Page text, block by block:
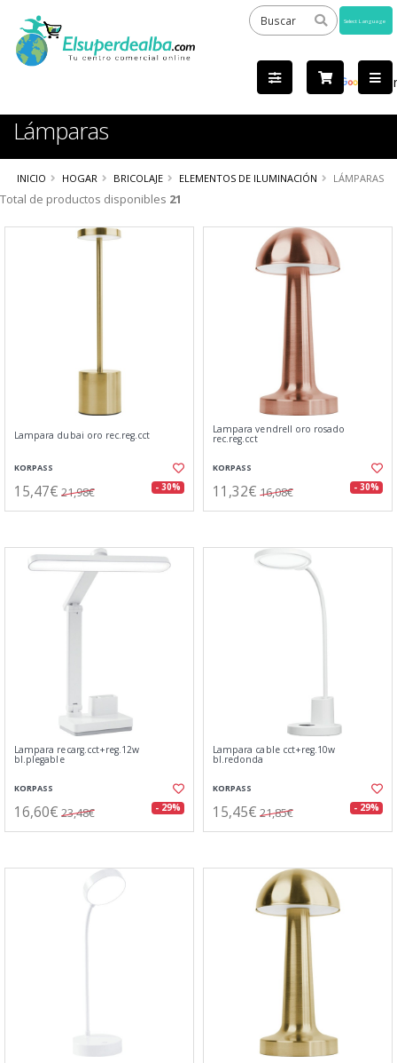
by
Lámparas
INICIO HOGAR BRICOLAJE ELEMENTOS DE ILUMINACIÓN LÁMPARAS
Total de productos disponibles 21
Lampara dubai oro rec.reg.cct
KORPASS
15,47€ 21,98€ - 30%
Lampara vendrell oro rosado
rec.reg.cct
KORPASS
11,32€ 16,08€ - 30%
Lampara recarg.cct+reg.12w
bl.plegable
KORPASS
16,60€ 23,48€ - 29%
Lampara cable cct+reg.10w
bl.redonda
KORPASS
15,45€ 21,85€ - 29%